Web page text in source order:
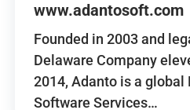
www.adantosoft.com
Founded in 2003 and
Delaware Company
2014, Adanto is a global
Software Services…